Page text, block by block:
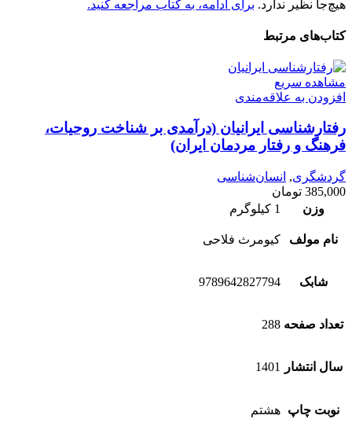
هیچ‌جا نظیر ندارد. برای ادامه، به کتاب مراجعه کنید.
کتاب‌های مرتبط
مشاهده سریع
افزودن به علاقه‌مندی
رفتارشناسی ایرانیان (درآمدی بر شناخت روحیات،
فرهنگ و رفتار مردمان ایران)
گردشگری, انسان‌شناسی
385,000 تومان
وزن
1 کیلوگرم
نام مولف کیومرث فلاحی
شابک 9789642827794
تعداد صفحه 288
سال انتشار 1401
نوبت چاپ هشتم